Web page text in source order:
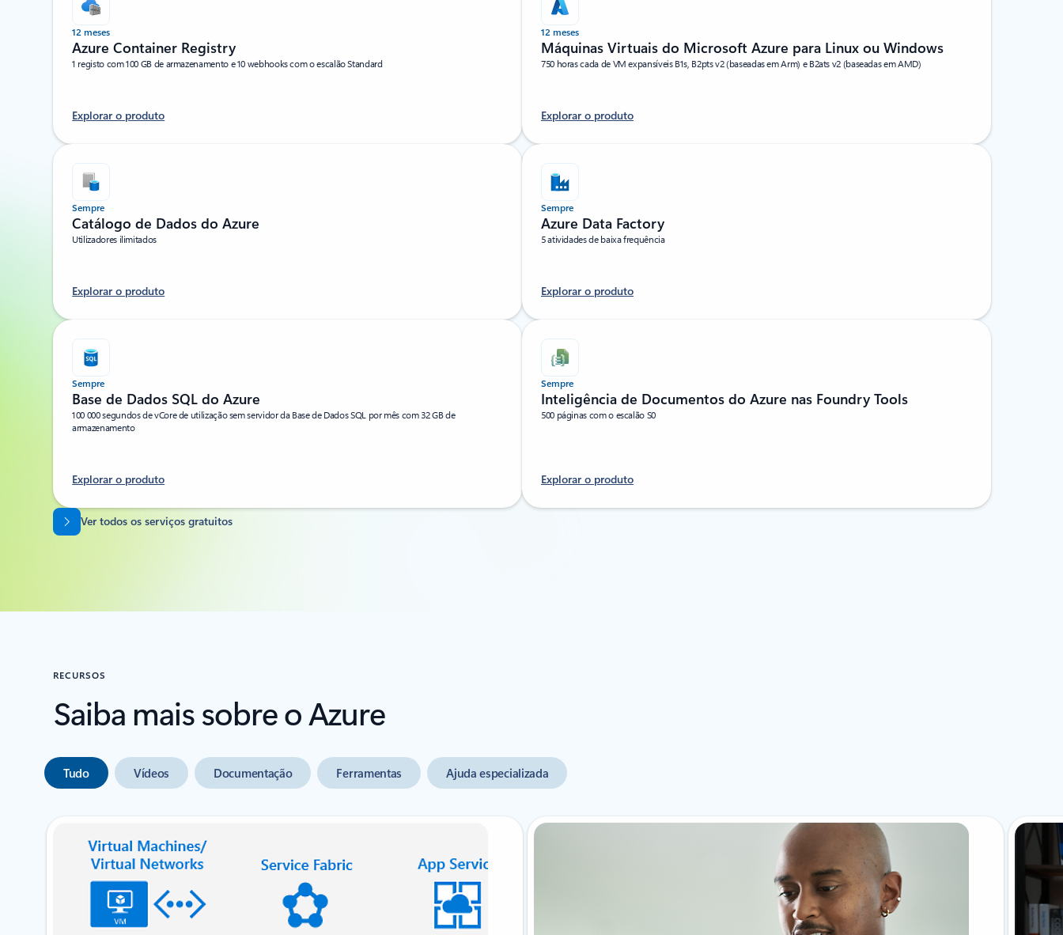
12 meses
Azure Container Registry
1 registo com 100 GB de armazenamento e 10 webhooks com o escalão Standard
Explorar o produto
12 meses
Máquinas Virtuais do Microsoft Azure para Linux ou Windows
750 horas cada de VM expansíveis B1s, B2pts v2 (baseadas em Arm) e B2ats v2 (baseadas em AMD)
Explorar o produto
Sempre
Catálogo de Dados do Azure
Utilizadores ilimitados
Explorar o produto
Sempre
Azure Data Factory
5 atividades de baixa frequência
Explorar o produto
Sempre
Base de Dados SQL do Azure
100 000 segundos de vCore de utilização sem servidor da Base de Dados SQL por mês com 32 GB de
armazenamento
Explorar o produto
Sempre
Inteligência de Documentos do Azure nas Foundry Tools
500 páginas com o escalão S0
Explorar o produto
Voltar aos separadores
Ver todos os serviços gratuitos
RECURSOS
Saiba mais sobre o Azure
Tudo Vídeos Documentação Ferramentas Ajuda especializada
diapositivo seguinte